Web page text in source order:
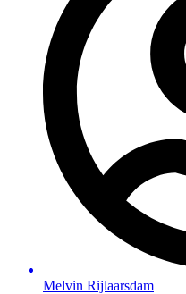
Melvin Rijlaarsdam